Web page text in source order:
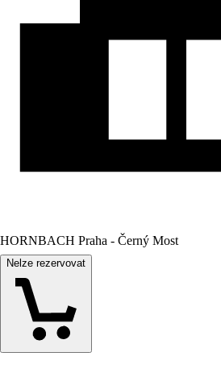
HORNBACH Praha - Černý Most
Nelze rezervovat